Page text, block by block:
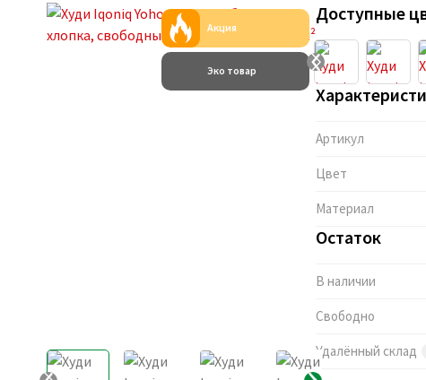
Акция
Эко товар
Доступные
Артикул
Цвет
Материал
Остаток
В наличии
Свободно
Удалённый склад